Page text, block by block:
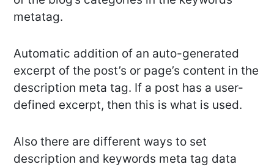
metatag.
Automatic addition of an auto-generated
excerpt of the post’s or page’s content in the
description meta tag. If a post has a user-
defined excerpt, then this is what is used.
Also there are different ways to set
description and keywords meta tag data